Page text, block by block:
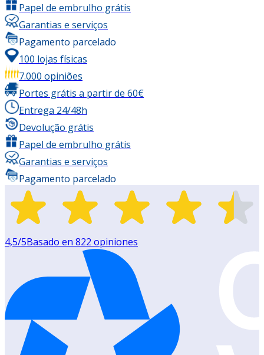
Papel de embrulho grátis
Garantias e serviços
Pagamento parcelado
100 lojas físicas
7.000 opiniões
Portes grátis a partir de 60€
Entrega 24/48h
Devolução grátis
Papel de embrulho grátis
Garantias e serviços
Pagamento parcelado
4,5/5Basado en 822 opiniones